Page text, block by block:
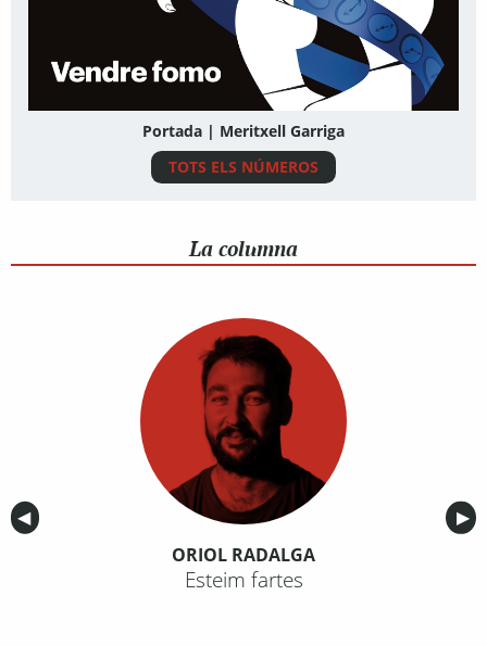
Portada | Meritxell Garriga
TOTS ELS NÚMEROS
La columna
Anterior
◀︎ ▶︎
ORIOL RADALGA
Esteim fartes